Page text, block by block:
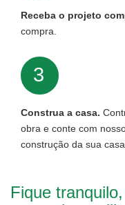
Receba o projeto
compra.
3
Construa a casa.
obra e conte com
construção da sua casa.
Fique